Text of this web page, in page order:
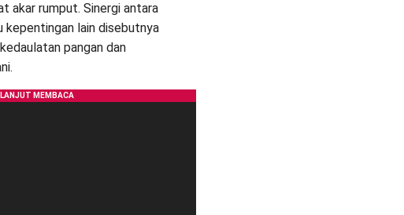
akar rumput. Sinergi antara
kepentingan lain disebutnya
pangan dan